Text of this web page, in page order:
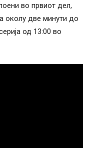
во првиот дел,
околу две минути до
од 13:00 во